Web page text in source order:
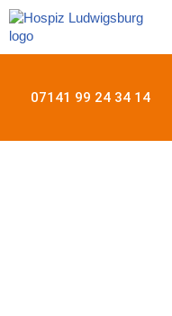
Zum
07141 99 24 34 14